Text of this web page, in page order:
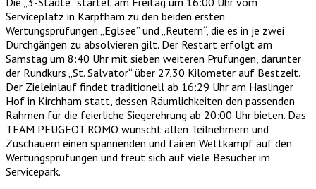
Serviceplatz in Karpfham zu den beiden ersten
Wertungsprüfungen „Eglsee” und „Reutern“, die es in je zwei
Durchgängen zu absolvieren gilt. Der Restart erfolgt am
Samstag um 8:40 Uhr mit sieben weiteren Prüfungen, darunter
der Rundkurs „St. Salvator“ über 27,30 Kilometer auf Bestzeit.
Der Zieleinlauf findet traditionell ab 16:29 Uhr am Haslinger
Hof in Kirchham statt, dessen Räumlichkeiten den passenden
Rahmen für die feierliche Siegerehrung ab 20:00 Uhr bieten. Das
TEAM PEUGEOT ROMO wünscht allen Teilnehmern und
Zuschauern einen spannenden und fairen Wettkampf auf den
Wertungsprüfungen und freut sich auf viele Besucher im
Servicepark.